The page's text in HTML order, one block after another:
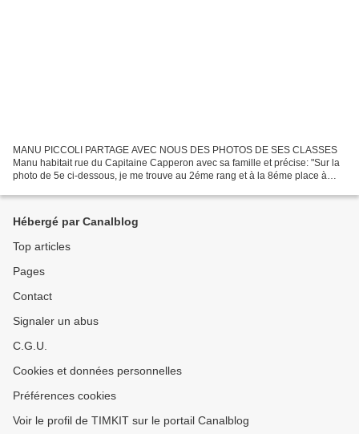
MANU PICCOLI PARTAGE AVEC NOUS DES PHOTOS DE SES CLASSES
Manu habitait rue du Capitaine Capperon avec sa famille et précise: "Sur la
photo de 5e ci-dessous, je me trouve au 2éme rang et à la 8éme place à
Hébergé par Canalblog
Top articles
Pages
Contact
Signaler un abus
C.G.U.
Cookies et données personnelles
Préférences cookies
Voir le profil de TIMKIT sur le portail Canalblog